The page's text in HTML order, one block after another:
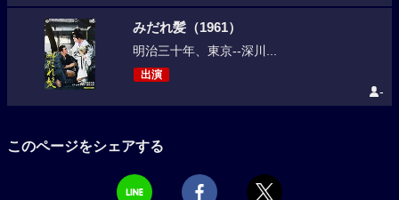
みだれ髪（1961）
明治三十年、東京--深川...
出演
-
このページをシェアする